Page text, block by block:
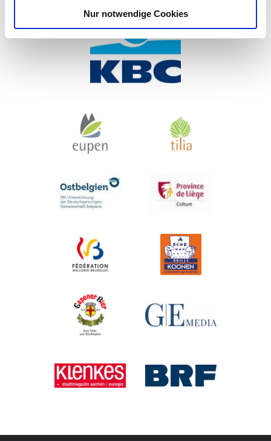
Nur notwendige Cookies